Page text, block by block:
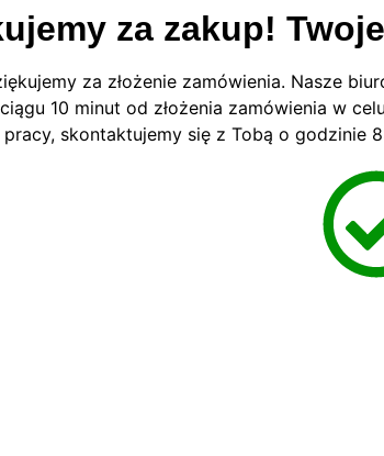
za zakup!
za złożenie zamówienia. Nasze
10 minut od złożenia zamówienia w
pracy, skontaktujemy się z Tobą o godzinie